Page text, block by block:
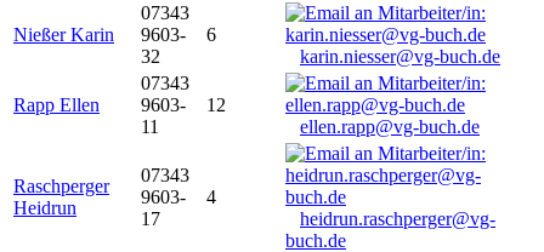
Nießer Karin
07343
9603-
32
6
karin.niesser@vg-buch.de
Rapp Ellen
07343
9603-
11
12
ellen.rapp@vg-buch.de
Raschperger
Heidrun
07343
9603-
17
4
heidrun.raschperger@vg-
buch.de